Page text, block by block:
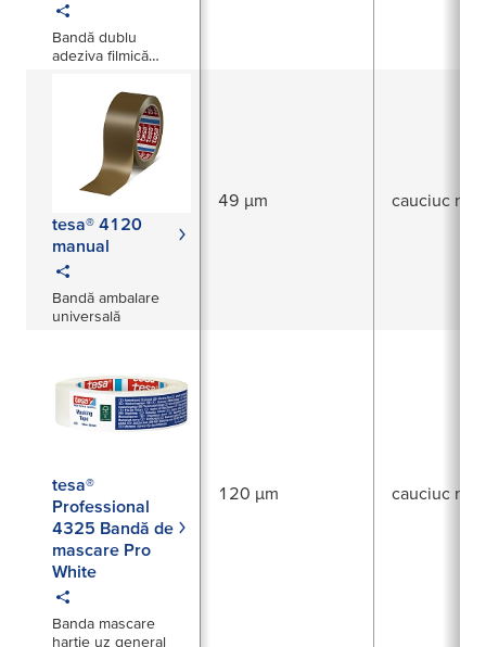
Bandă dublu
adeziva filmică
tesa® 4120
manual
Bandă ambalare
universală
49 µm cauciuc
tesa®
Professional
4325 Bandă de
mascare Pro
White
Banda mascare
hartie uz general
120 µm cauciuc